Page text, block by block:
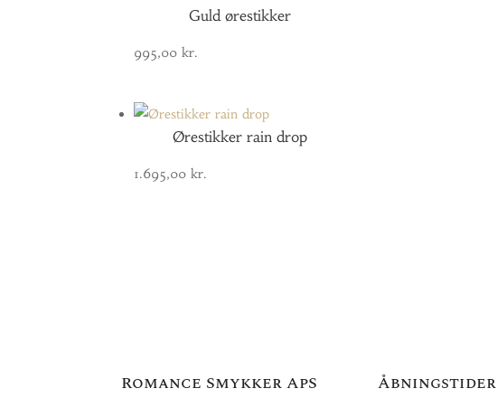
Guld ørestikker
995,00kr.
Ørestikker rain drop
1.695,00kr.
Romance Smykker ApS Åbningstider